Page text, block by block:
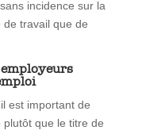
incidence sur la
travail que de
est important de
plutôt que le titre de